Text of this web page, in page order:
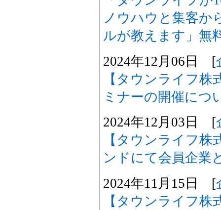
ノウハウと集客か
ルが教えます」無
2024年12月06日 [
【タウンライフ
ミナーの開催につ
2024年12月03日 [
【タウンライフ
ンドにて会員企業
2024年11月15日 [
【タウンライフ